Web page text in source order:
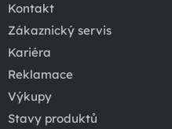
Kontakt
Zákaznický servis
Kariéra
Reklamace
Výkupy
Stavy produktů